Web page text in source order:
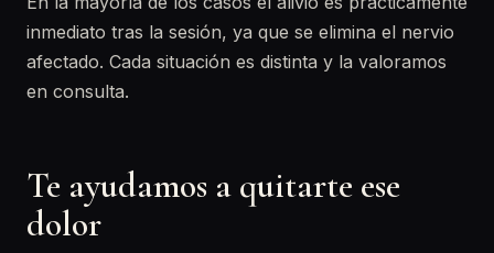
inmediato tras la sesión, ya que se elimina el nervio
afectado. Cada situación es distinta y la valoramos
en consulta.
Te ayudamos a quitarte ese
dolor